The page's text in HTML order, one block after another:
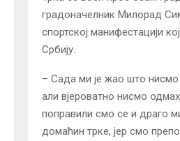
градоначелник Милорад
спортској манифестацији
Србију.
– Сада ми је жао што нисмо
али вјероватно нисмо
поправили смо се и драго
домаћин трке, јер смо